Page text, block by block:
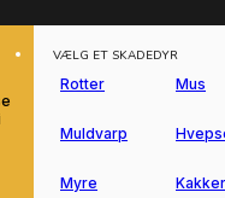
VÆLG ET SKADEDYR
Rotter Mus
Muldvarp
Myre